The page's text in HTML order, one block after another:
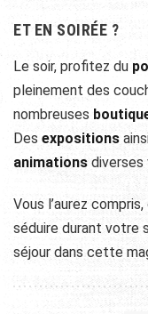
ET EN SOIRÉE ?
Le soir, profitez du
pleinement des
nombreuses
Des expositions
animations diverses
Vous l’aurez
séduire durant votre
séjour dans cette